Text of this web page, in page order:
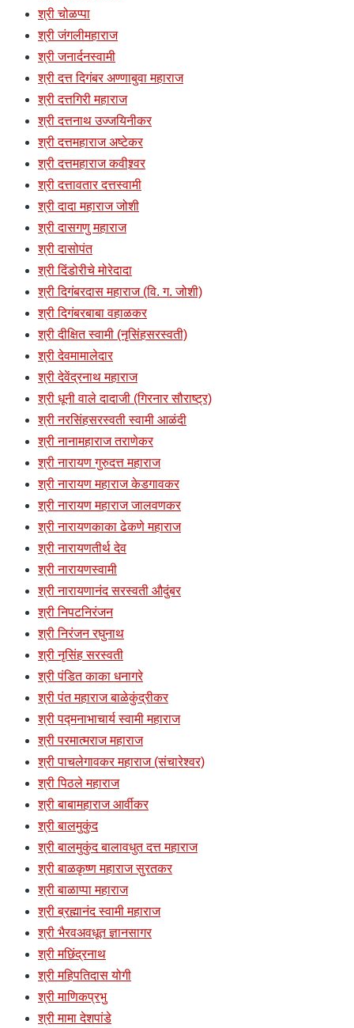
श्री चोळप्पा
श्री जंगलीमहाराज
श्री जनार्दनस्वामी
श्री दत्त दिगंबर अण्णाबुवा महाराज
श्री दत्तगिरी महाराज
श्री दत्तनाथ उज्जयिनीकर
श्री दत्तमहाराज अष्टेकर
श्री दत्तमहाराज कवीश्र्वर
श्री दत्तावतार दत्तस्वामी
श्री दादा महाराज जोशी
श्री दासगणु महाराज
श्री दासोपंत
श्री दिंडोरीचे मोरेदादा
श्री दिगंबरदास महाराज (वि. ग. जोशी)
श्री दिगंबरबाबा वहाळकर
श्री दीक्षित स्वामी (नृसिंहसरस्वती)
श्री देवमामालेदार
श्री देवेंद्रनाथ महाराज
श्री धूनी वाले दादाजी (गिरनार सौराष्ट्र)
श्री नरसिंहसरस्वती स्वामी आळंदी
श्री नानामहाराज तराणेकर
श्री नारायण गुरुदत्त महाराज
श्री नारायण महाराज केडगावकर
श्री नारायण महाराज जालवणकर
श्री नारायणकाका ढेकणे महाराज
श्री नारायणतीर्थ देव
श्री नारायणस्वामी
श्री नारायणानंद सरस्वती औदुंबर
श्री निपटनिरंजन
श्री निरंजन रघुनाथ
श्री नृसिंह सरस्वती
श्री पंडित काका धनागरे
श्री पंत महाराज बाळेकुंद्रीकर
श्री पद्मनाभाचार्य स्वामी महाराज
श्री परमात्मराज महाराज
श्री पाचलेगावकर महाराज (संचारेश्वर)
श्री पिठले महाराज
श्री बाबामहाराज आर्वीकर
श्री बालमुकुंद
श्री बालमुकुंद बालावधुत दत्त महाराज
श्री बाळकृष्ण महाराज सुरतकर
श्री बाळाप्पा महाराज
श्री ब्रह्मानंद स्वामी महाराज
श्री भैरवअवधूत ज्ञानसागर
श्री मछिंद्रनाथ
श्री महिपतिदास योगी
श्री माणिकप्रभु
श्री मामा देशपांडे